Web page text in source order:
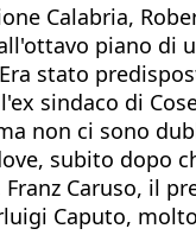
Calabria,
piano di
stato
sindaco di
non ci sono
subito dopo
Caruso, il
Caputo,